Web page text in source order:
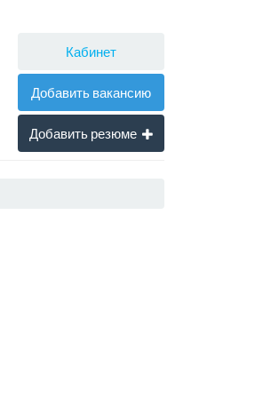
Кабинет
Добавить вакансию
Добавить резюме